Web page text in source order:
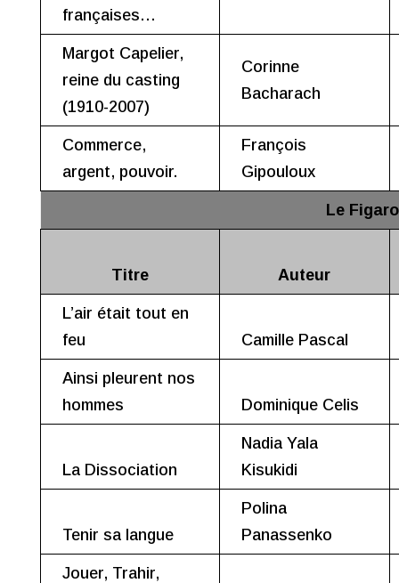
françaises…
Margot Capelier,
reine du casting
(1910-2007)
Corinne
Bacharach
Commerce,
argent, pouvoir.
François
Gipouloux
Le Figaro
Titre Auteur
L’air était tout en
feu
Camille Pascal
Ainsi pleurent nos
hommes
Dominique Celis
La Dissociation
Nadia Yala
Kisukidi
Tenir sa langue
Polina
Panassenko
Jouer, Trahir,